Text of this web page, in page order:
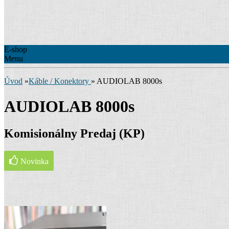
E-shop
Menu
Úvod »Káble / Konektory » AUDIOLAB 8000s
AUDIOLAB 8000s
Komisionálny Predaj (KP)
Novinka